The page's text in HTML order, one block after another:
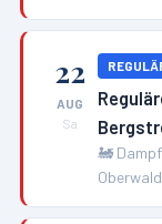
22
AUG
Sa
🚂
Oberwald